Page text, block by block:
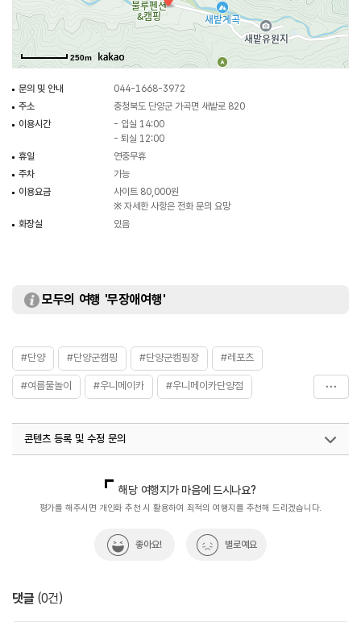
250m
문의 및 안내
044-1668-3972
주소
충청북도 단양군 가곡면 새밭로 820
이용시간
- 입실 14:00
- 퇴실 12:00
휴일
연중무휴
주차
가능
이용요금
사이트 80,000원
※ 자세한 사항은 전화 문의 요망
화장실
있음
모두의 여행 '무장애여행'
#단양 #단양군캠핑 #단양군캠핑장 #레포츠
#여름물놀이 #우니메이카 #우니메이카단양점
콘텐츠 등록 및 수정 문의
해당 여행지가 마음에 드시나요?
평가를 해주시면 개인화 추천 시 활용하여 최적의 여행지를 추천해 드리겠습니다.
좋아요! 별로예요
댓글 (0건)